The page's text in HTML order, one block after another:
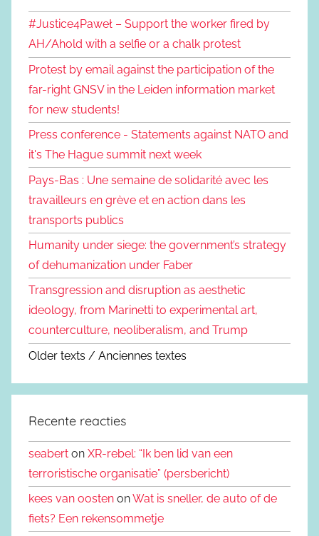
#Justice4Paweł – Support the worker fired by
AH/Ahold with a selfie or a chalk protest
Protest by email against the participation of the
far-right GNSV in the Leiden information market
for new students!
Press conference - Statements against NATO and
it's The Hague summit next week
Pays-Bas : Une semaine de solidarité avec les
travailleurs en grève et en action dans les
transports publics
Humanity under siege: the government’s strategy
of dehumanization under Faber
Transgression and disruption as aesthetic
ideology, from Marinetti to experimental art,
counterculture, neoliberalism, and Trump
Older texts / Anciennes textes
Recente reacties
seabert on XR-rebel: “Ik ben lid van een
terroristische organisatie” (persbericht)
kees van oosten onWat is sneller, de auto of de
fiets? Een rekensommetje